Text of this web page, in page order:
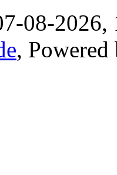
08-2026,
, Powered